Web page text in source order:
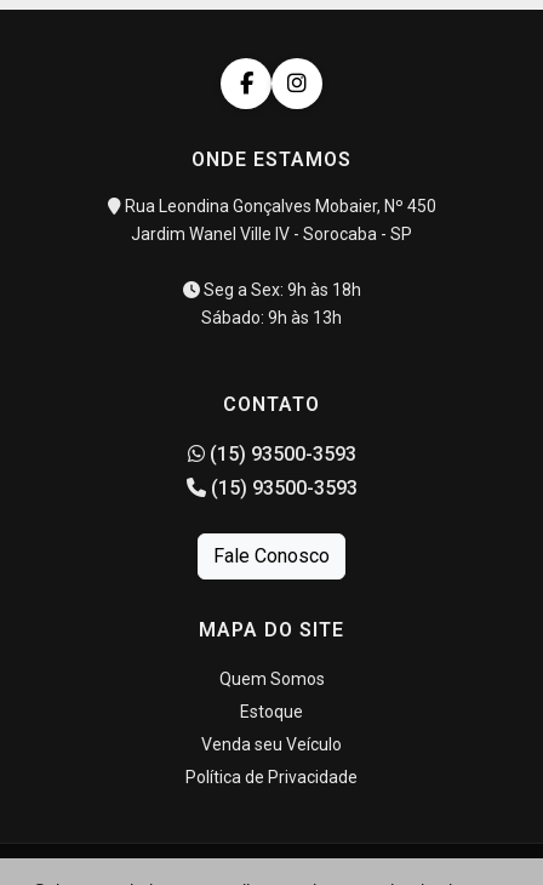
ONDE ESTAMOS
Rua Leondina Gonçalves Mobaier, Nº 450
Jardim Wanel Ville IV - Sorocaba - SP
Seg a Sex: 9h às 18h
Sábado: 9h às 13h
CONTATO
(15) 93500-3593
(15) 93500-3593
Fale Conosco
MAPA DO SITE
Quem Somos
Estoque
Venda seu Veículo
Política de Privacidade